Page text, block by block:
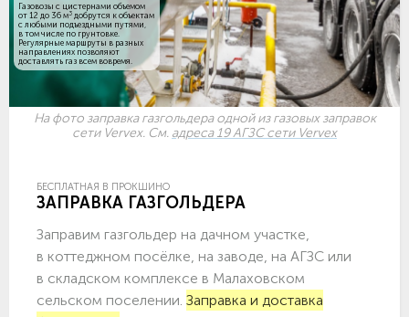
Газовозы с цистернами объемом
от 12 до 36 м3 добрутся к объектам
c любыми подъездными путями,
в том числе по грунтовке.
Регулярные маршруты в разных
направлениях позволяют
доставлять газ всем вовремя.
На фото заправка газгольдера одной из газовых заправок
сети Vervex. См. адреса 19 АГЗС сети Vervex
БЕСПЛАТНАЯ В ПРОКШИНО
ЗАПРАВКА ГАЗГОЛЬДЕРА
Заправим газгольдер на дачном участке,
в коттеджном посёлке, на заводе, на АГЗС или
в складском комплексе в Малаховском
сельском поселении. Заправка и доставка